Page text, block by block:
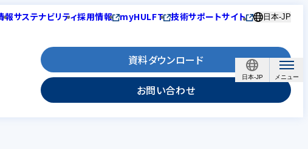
日本-JP
報サステナビリティ採用情報 myHULFT 技術サポートサイト 日本-JP
資料ダウンロード
お問い合わせ